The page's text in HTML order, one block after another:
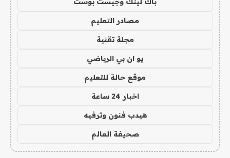
مصادر التعليم
مجلة تقنية
يو ان بي الرياضي
موقع حالة للتعليم
اخبار 24 ساعة
هيدب فنون وترفيه
صحيفة العالم